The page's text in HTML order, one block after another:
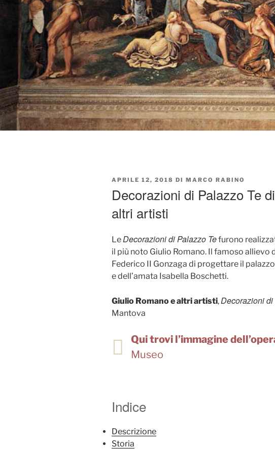
PUBBLICATO
APRILE 12, 2018 DI MARCO RABINO
Decorazioni di Palazzo Te
altri artisti
LeDecorazioni di Palazzo Tefurono
il più noto Giulio Romano. Il famoso allievo
Federico II Gonzaga di progettare il
e dell’amata Isabella Boschetti.
Giulio Romano e altri artisti,Decorazioni di
Mantova
Qui trovi l’immagine
Museo
Indice
Descrizione
Storia